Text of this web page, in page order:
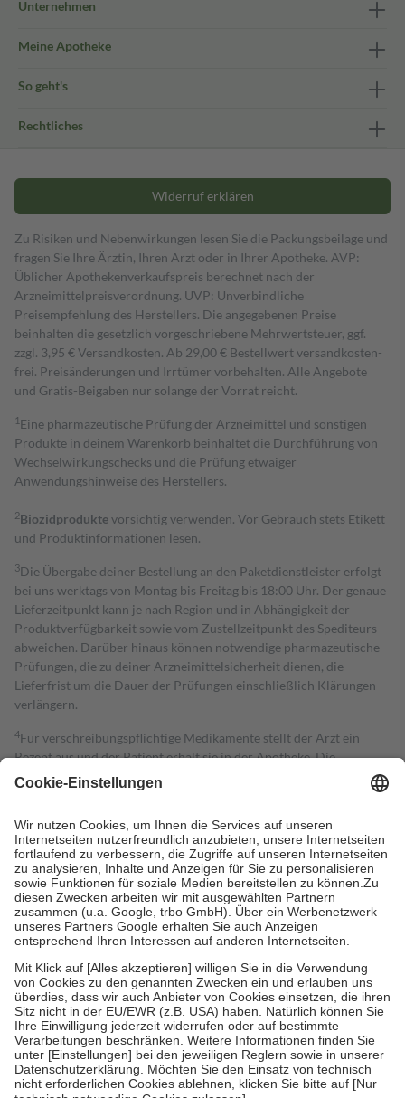
Unternehmen
Meine Apotheke
So geht's
Rechtliches
Widerruf erklären
Zu Risiken und Nebenwirkungen lesen Sie die Packungsbeilage und
fragen Sie Ihre Ärztin, Ihren Arzt oder in Ihrer Apotheke. AVP:
Üblicher Apothekenverkaufspreis berechnet nach der
Arzneimittelpreisverordnung. UVP: Unverbindliche
Preisempfehlung des Herstellers. Die angegebenen Preise
beinhalten die gesetzlich vorgeschriebene Mehrwertsteuer, ggf.
zzgl. 3,95 € Versandkosten. Ab 29,00 € Bestell­wert versand­kosten­
frei. Preisänderungen und Irrtümer vorbehalten. Alle Angebote
und Gratis-Beigaben nur solange der Vorrat reicht.
1 Eine pharmazeutische Prüfung der Arzneimittel und sonstigen
Produkte in deinem Warenkorb beinhaltet die Durchführung von
Wechselwirkungschecks und die Prüfung etwaiger
Anwendungshinweise des Herstellers.
2Biozidproduktevorsichtig verwenden. Vor Gebrauch stets Etikett
und Produktinformationen lesen.
3Die Übergabe deiner Bestellung an den Paketdienstleister erfolgt
bei uns werktags von Montag bis Freitag bis 18:00 Uhr. Der genaue
Lieferzeitpunkt kann je nach Region und in Abhängigkeit der
Produktverfügbarkeit sowie vom Zustellzeitpunkt des Spediteurs
abweichen. Darüber hinaus können notwendige pharmazeutische
Prüfungen, die zu deiner Arzneimittelsicherheit dienen, die
Lieferfrist um die Dauer der Prüfungen einschließlich Klärungen
verlängern.
4Für verschreibungspflichtige Medikamente stellt der Arzt ein
Rezept aus und der Patient erhält sie in der Apotheke. Die
gesetzliche Krankenversicherung übernimmt in der Regel die
Kosten dafür, der Versicherte trägt einen Teil davon als Zuzahlung
Grundsätzlich leisten Mitglieder Zuzahlungen in Höhe von zehn
Prozent des Abgabepreises,mindestens jedochfünf Euround
höchstens zehn Euro.Es sind jedoch nie mehr als die tatsächlichen
Kosten der Leistung zu entrichten.
Diese Regeln gelten grundsätzlich auch für Online-Apotheken.
Bei Heilmitteln und häuslicher Krankenpflege beträgt die
Zuzahlung zehn Prozent der Kosten sowie zehn Euro je
Verordnung.
Um das Engagement der Versicherten für ihre eigene Gesundheit zu
stärken und die besondere Stellung der Familie zu unterstützen,
fallenkeine Zuzahlungenan bei:
• Kindern und Jugendlichen bis zum vollendeten 18. Lebensjahr
mit Ausnahme der Fahrkosten
• Untersuchungen zur Vorsorge und Früherkennung, die von der